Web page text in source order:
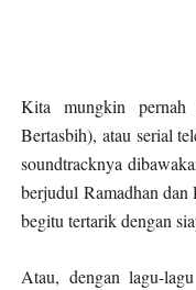
Kita mungkin
Bertasbih), atau serial
soundtracknya
berjudul Ramadhan
begitu tertarik dengan
Atau, dengan lagu-